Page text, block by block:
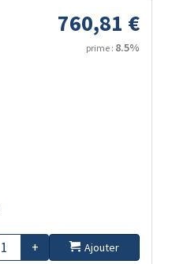
760,81 €
prime : 8.5%
+ Ajouter